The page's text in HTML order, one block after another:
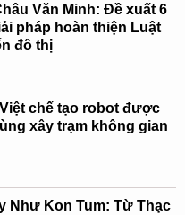
Văn Minh: Đề xuất 6
pháp hoàn thiện Luật
đô thị
chế tạo robot được
xây trạm không gian
Như Kon Tum: Từ Thạc